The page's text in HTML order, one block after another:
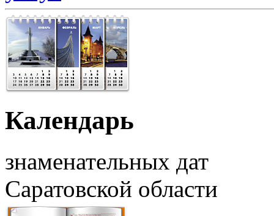
Календарь
знаменательных дат
Саратовской области